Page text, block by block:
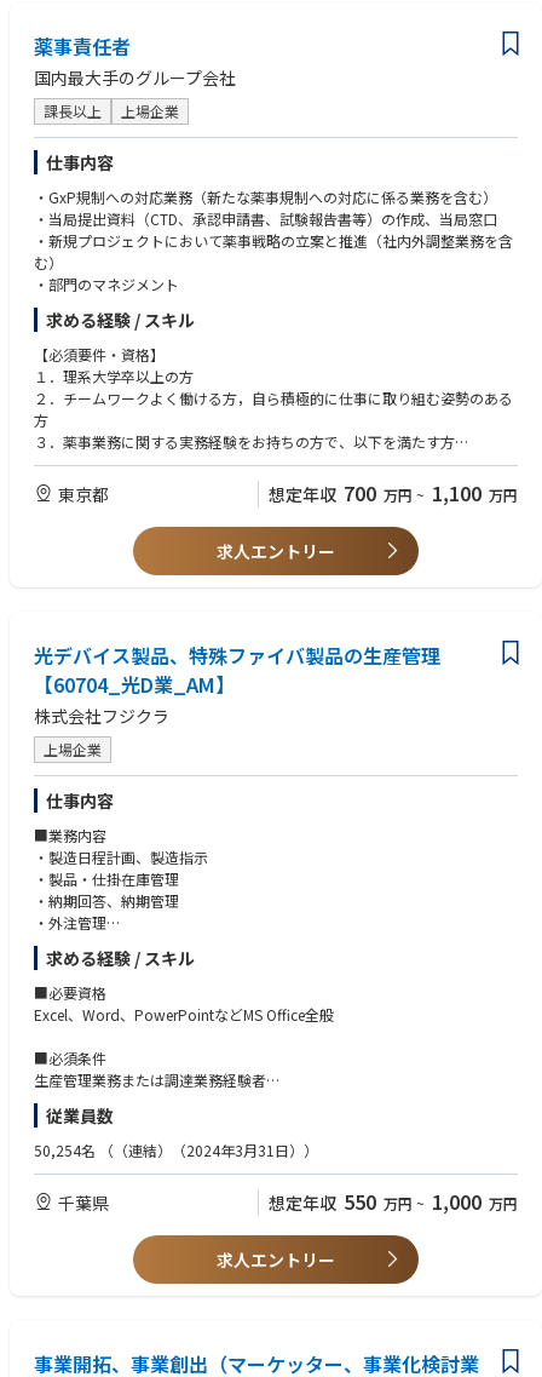
医薬品及び動物用医薬品の開発に情熱を持って取り組んでいただける方
薬事責任者
国内最大手のグループ会社
課長以上 上場企業
仕事内容
・GxP規制への対応業務（新たな薬事規制への対応に係る業務を含む）
・当局提出資料（CTD、承認申請書、試験報告書等）の作成、当局窓口
・新規プロジェクトにおいて薬事戦略の立案と推進（社内外調整業務を含
む）
・部門のマネジメント
求める経験 / スキル
【必須要件・資格】
１．理系大学卒以上の方
２．チームワークよく働ける方，自ら積極的に仕事に取り組む姿勢のある
方
３．薬事業務に関する実務経験をお持ちの方で、以下を満たす方
・薬事関連規制等を調査、理解する能力を有する方
・新薬に係る薬事申請及び当局対応のご経験
４．プロジェント及びピープルマネジメントのご経験
【推奨要件・資格】
・臨床開発の経験又は知識を有する方
医薬品及び動物用医薬品の開発に情熱を持って取り組んでいただける方
東京都 想定年収 700 万円 ~ 1,100 万円
求人エントリー
光デバイス製品、特殊ファイバ製品の生産管理
【60704_光D業_AM】
株式会社フジクラ
上場企業
仕事内容
■業務内容
・製造日程計画、製造指示
・製品・仕掛在庫管理
・納期回答、納期管理
・外注管理
・原材料、副資材の購入請求起票と在庫管理
■期待値役割等
製造日程計画、受注～出荷までの管理の徹底
■業務の面白み・魅力
開発、受注、製造、出荷にわたる全てのプロセスで影響力を発揮すること
■募集部署のビジョン
光デバイス事業における製造出力最大化・最適化に向けた生産管理の実現
と各製品の納期遵守で事業計画の達成を目指す。
光デバイス事業部製品の品種・負荷配分の方針作成、日程計画の立案およ
び管理、納期回答、在庫管理、外注管理
求める経験 / スキル
■必要資格
Excel、Word、PowerPointなどMS Office全般
■必須条件
生産管理業務または調達業務経験者
MS Offece全般（特にExcel、Word、PowerPoint）が使用できること
*最低限、Excelの基本的な関数（VlookやIfなど）が使えるレベルを想定
■求める人物像
様々な部署の意見に流されず、お客様・会社のため何がベストか考え行動
出来る、バランス感覚のある方。責任感のある方。コミュニケーション能
従業員数
50,254名 （（連結）（2024年3月31日））
千葉県 想定年収 550 万円 ~ 1,000 万円
求人エントリー
事業開拓、事業創出（マーケッター、事業化検討業